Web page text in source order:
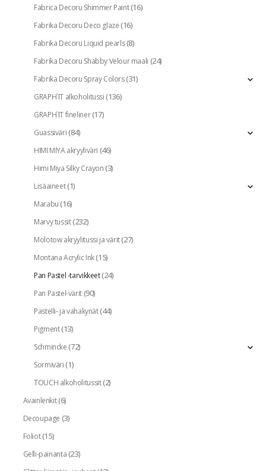
Fabrica Decoru Shimmer Paint(16)
Fabrika Decoru Deco glaze(16)
Fabrika Decoru Liquid pearls(8)
Fabrika Decoru Shabby Velour maali (24)
Fabrika Decoru Spray Colors(31)
GRAPH`IT alkoholitussi(136)
GRAPH`IT fineliner(17)
Guassiväri(84)
HIMI MIYA akryyliväri (46)
Himi Miya Silky Crayon(3)
Lisäaineet(1)
Marabu (16)
Marvy tussit(232)
Molotow akryylitussi ja värit(27)
Montana Acrylic Ink(15)
Pan Pastel -tarvikkeet(24)
Pan Pastel-värit(90)
Pastelli- ja vahakynät(44)
Pigment(13)
Schmincke(72)
Sormiväri(1)
TOUCH alkoholitussit(2)
Avainlenkit(6)
Decoupage (3)
Foliot(15)
Gelli-painanta(23)